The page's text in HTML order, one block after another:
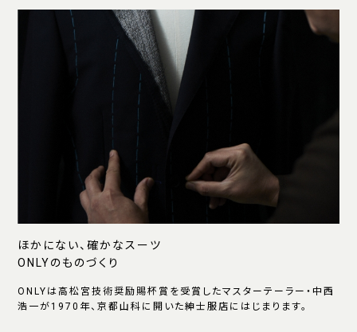
ほかにない、確かなスーツ
ONLYのものづくり
ONLYは高松宮技術奨励賜杯賞を受賞したマスターテーラー・中西
浩一が1970年、京都山科に開いた紳士服店にはじまります。